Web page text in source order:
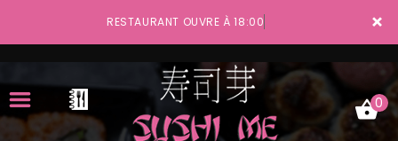
×
RESTAURANT OUVRE À 18:00
0